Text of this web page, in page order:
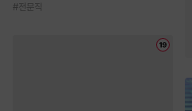
#전문직